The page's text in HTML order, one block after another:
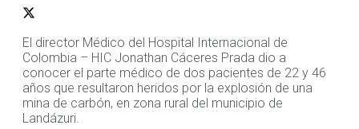
El director Médico del Hospital Internacional de
Colombia – HIC Jonathan Cáceres Prada dio a
conocer el parte médico de dos pacientes de 22 y 46
años que resultaron heridos por la explosión de una
mina de carbón, en zona rural del municipio de
Landázuri.